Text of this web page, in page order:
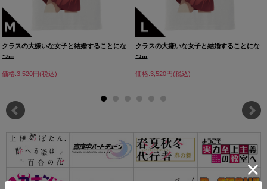
クラスの大嫌いな女子と結婚することにな
っ...
価格:3,520円(税込)
クラスの大嫌いな女子と結婚することにな
っ...
価格:3,520円(税込)